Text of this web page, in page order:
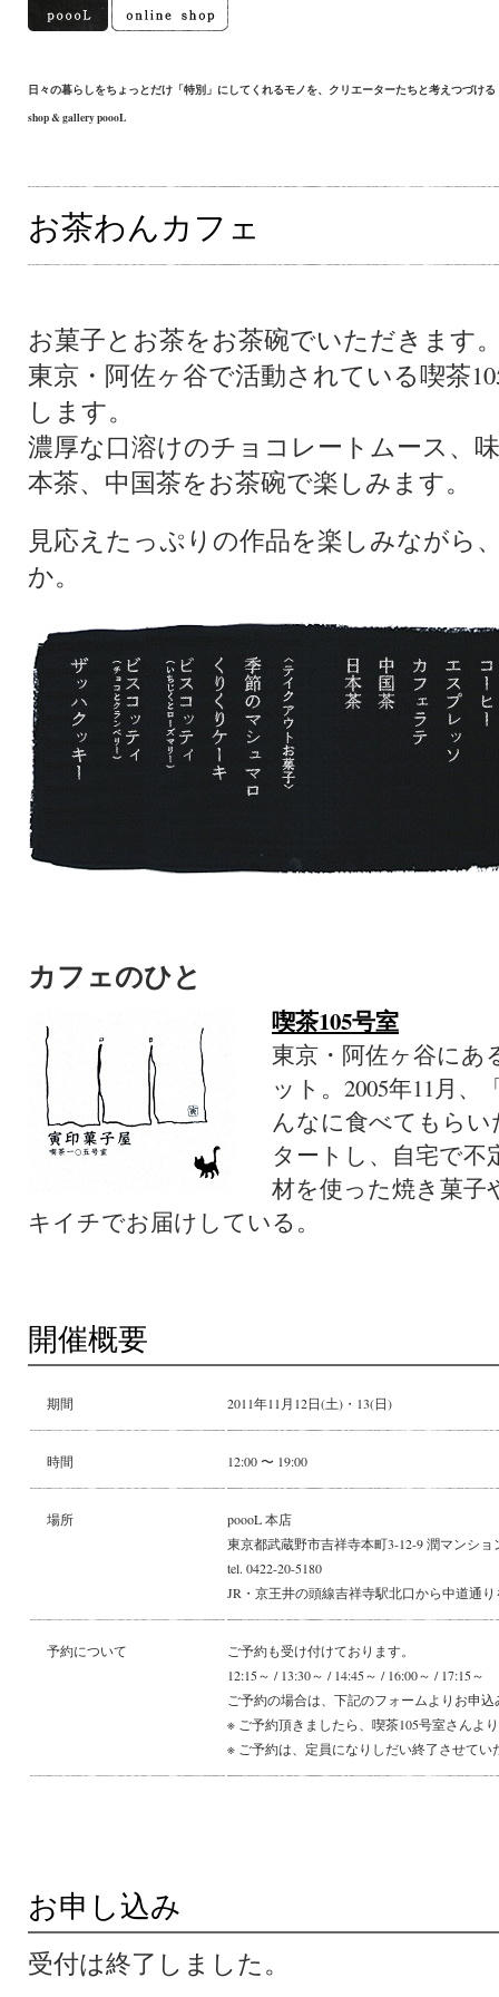
日々の暮らしをちょっとだけ「特別」にしてくれるモノを、クリエーターたちと考えつづける
shop & gallery poooL
お茶わんカフェ
お菓子とお茶をお茶碗でいただきます
東京・阿佐ヶ谷で活動されている喫茶
します。
濃厚な口溶けのチョコレートムース、
本茶、中国茶をお茶碗で楽しみます。
見応えたっぷりの作品を楽しみながら
か。
カフェのひと
喫茶105号室
東京・阿佐ヶ谷にあ
ット。2005年11月
んなに食べてもら
タートし、自宅で不
材を使った焼き菓
キイチでお届けしている。
開催概要
期間 2011年11月12日(土)・13(日)
時間 12:00 〜 19:00
場所
poooL 本店
東京都武蔵野市吉祥寺本町3-12-9 潤マンショ
tel. 0422-20-5180
JR・京王井の頭線吉祥寺駅北口から中道通り
予約について
ご予約も受け付けております。
12:15～ / 13:30～ / 14:45～ / 16:00～ / 17:15～
ご予約の場合は、下記のフォームよりお申
※ ご予約頂きましたら、喫茶105号室さんよ
※ ご予約は、定員になりしだい終了させてい
お申し込み
受付は終了しました。